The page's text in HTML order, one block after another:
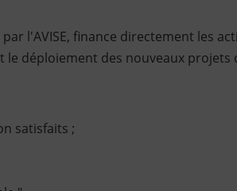
l'AVISE, finance directement les
déploiement des nouveaux projets
satisfaits ;